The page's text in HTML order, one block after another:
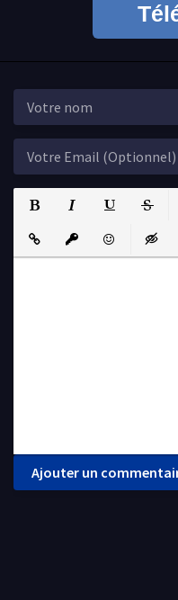
Insert LinkInsert protected link
EmoticonsInsert
Ajouter un